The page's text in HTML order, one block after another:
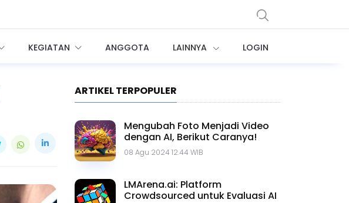
KEGIATAN ANGGOTA LAINNYA LOGIN
ARTIKEL TERPOPULER
Mengubah Foto Menjadi Video
dengan AI, Berikut Caranya!
08 Agu 2024 12.44 WIB
LMArena.ai: Platform
Crowdsourced untuk Evaluasi AI